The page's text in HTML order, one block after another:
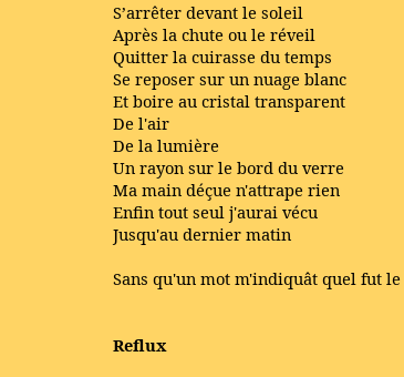
S’arrêter devant le soleil
Après la chute ou le réveil
Quitter la cuirasse du temps
Se reposer sur un nuage blanc
Et boire au cristal transparent
De l'air
De la lumière
Un rayon sur le bord du verre
Ma main déçue n'attrape rien
Enfin tout seul j'aurai vécu
Jusqu'au dernier matin
Sans qu'un mot m'indiquât quel fut
Reflux